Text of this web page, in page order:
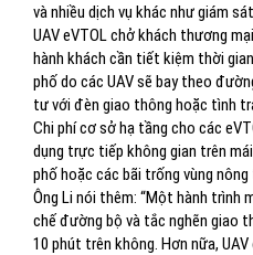
và nhiều dịch vụ khác như giám
UAV eVTOL chở khách thương
hành khách cần tiết kiệm thời
phố do các UAV sẽ bay theo
tư với đèn giao thông hoặc tình
Chi phí cơ sở hạ tầng cho các
dụng trực tiếp không gian trên
phố hoặc các bãi trống vùng
Ông Li nói thêm: “Một hành trình
chế đường bộ và tắc nghẽn giao
10 phút trên không. Hơn nữa,